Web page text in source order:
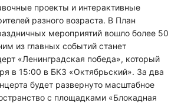
проекты и интерактивные
разного возраста. В План
мероприятий вошло более 50
из главных событий станет
«Ленинградская победа», который
в 15:00 в БКЗ «Октябрьский». За два
будет развернуто масштабное
с площадками «Блокадная